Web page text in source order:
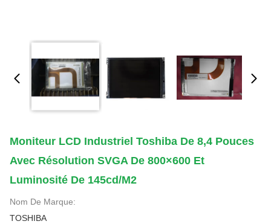
Moniteur LCD Industriel Toshiba De 8,4 Pouces
Avec Résolution SVGA De 800×600 Et
Luminosité De 145cd/m2
Nom De Marque:
TOSHIBA